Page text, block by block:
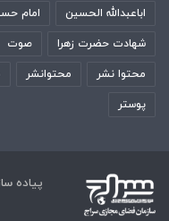
اباعبدالله الحسین امام
شهادت حضرت زهرا صوت
محتوا نشر محتوانشر
پوستر
پیاده